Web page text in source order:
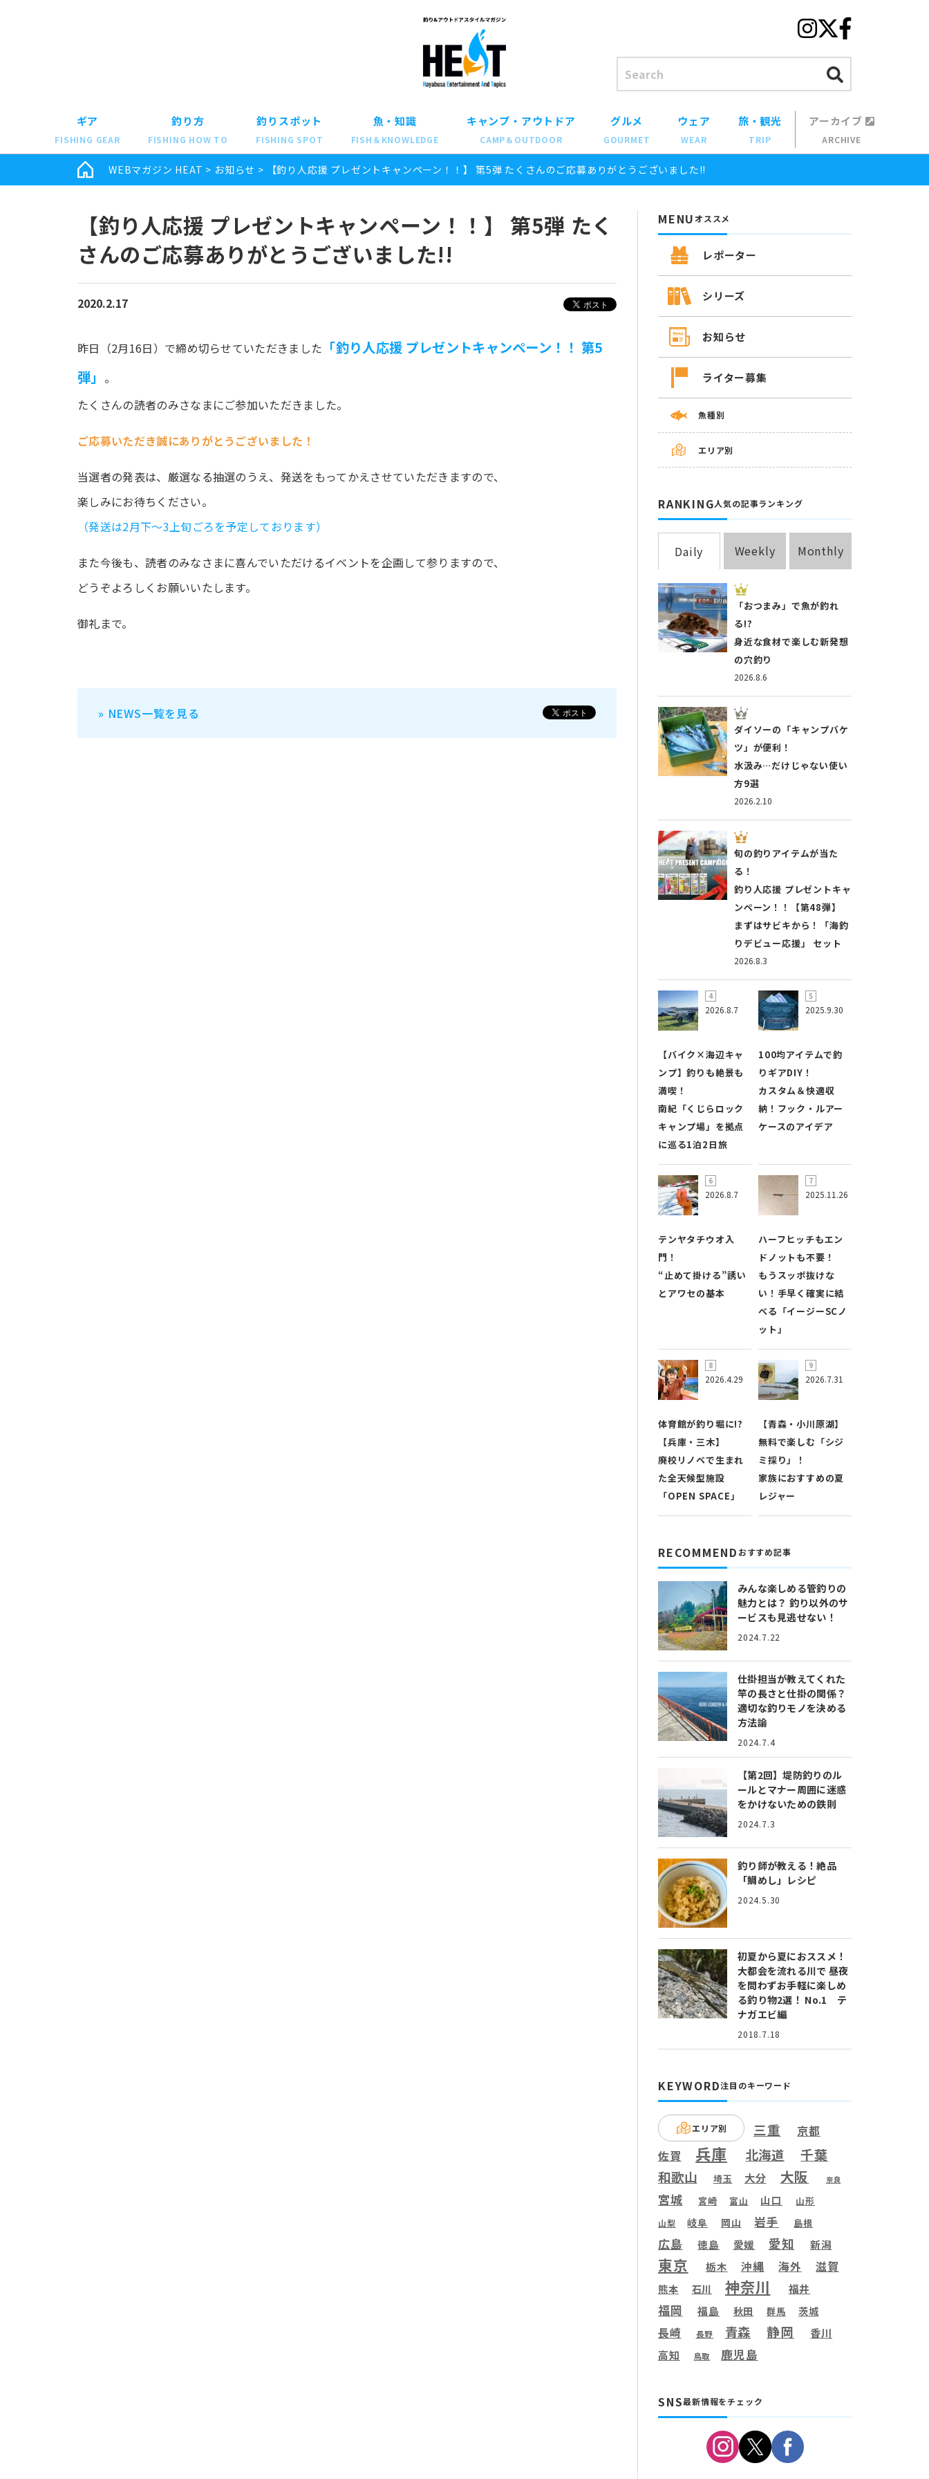
ギア
FISHING GEAR
釣り方
FISHING HOW TO
釣りスポット
FISHING SPOT
魚・知識
FISH＆KNOWLEDGE
キャンプ・アウトドア
CAMP＆OUTDOOR
グルメ
GOURMET
ウェア
WEAR
旅・観光
TRIP
アーカイブ
ARCHIVE
WEBマガジン HEAT > お知らせ > 【釣り人応援 プレゼントキャンペーン！！】 第5弾 たくさんのご応募ありがとうございました!!
【釣り人応援 プレゼントキャンペーン！！】 第5弾 たく
さんのご応募ありがとうございました!!
2020.2.17
昨日（2月16日）で締め切らせていただきました 「釣り人応援 プレゼントキャンペーン！！ 第5
弾」 。
たくさんの読者のみさなまにご参加いただきました。
ご応募いただき誠にありがとうございました！
当選者の発表は、厳選なる抽選のうえ、発送をもってかえさせていただきますので、
楽しみにお待ちください。
（発送は2月下～3上旬ごろを予定しております）
また今後も、読者のみなさまに喜んでいただけるイベントを企画して参りますので、
どうぞよろしくお願いいたします。
御礼まで。
» NEWS一覧を見る
MENUオススメ
レポーター
シリーズ
お知らせ
ライター募集
魚種別
エリア別
RANKING人気の記事ランキング
Daily Weekly Monthly
2026.8.6
「おつまみ」で魚が釣れ
る!?
身近な食材で楽しむ新発想
の穴釣り
2026.2.10
ダイソーの「キャンプバケ
ツ」が便利！
水汲み…だけじゃない使い
方9選
2026.8.3
旬の釣りアイテムが当た
る！
釣り人応援 プレゼントキャ
ンペーン！！【第48弾】
まずはサビキから！「海釣
りデビュー応援」 セット
2026.8.7
【バイク×海辺キャ
ンプ】釣りも絶景も
満喫！
南紀「くじらロック
キャンプ場」を拠点
に巡る1泊2日旅
2025.9.30
100均アイテムで釣
りギアDIY！
カスタム＆快適収
納！フック・ルアー
ケースのアイデア
2026.8.7
テンヤタチウオ入
門！
“止めて掛ける”誘い
とアワセの基本
2025.11.26
ハーフヒッチもエン
ドノットも不要！
もうスッポ抜けな
い！手早く確実に結
べる「イージーSCノ
ット」
2026.4.29
体育館が釣り堀に!?
【兵庫・三木】
廃校リノベで生まれ
た全天候型施設
「OPEN SPACE」
2026.7.31
【青森・小川原湖】
無料で楽しむ「シジ
ミ採り」！
家族におすすめの夏
レジャー
RECOMMEND おすすめ記事
みんな楽しめる管釣りの
魅力とは？ 釣り以外のサ
ービスも見逃せない！
2024.7.22
仕掛担当が教えてくれた
竿の長さと仕掛の関係？
適切な釣りモノを決める
方法論
2024.7.4
【第2回】堤防釣りのル
ールとマナー周囲に迷惑
をかけないための鉄則
2024.7.3
釣り師が教える！絶品
「鯛めし」レシピ
2024.5.30
初夏から夏におススメ！
大都会を流れる川で 昼夜
を問わずお手軽に楽しめ
る釣り物2選！ No.1 テ
ナガエビ編
2018.7.18
KEYWORD注目のキーワード
エリア別 三重 京都
佐賀 兵庫 北海道 千葉
和歌山 埼玉 大分 大阪 奈良
宮城 宮崎 富山 山口 山形
山梨 岐阜 岡山 岩手 島根
広島 徳島 愛媛 愛知 新潟
東京 栃木 沖縄 海外 滋賀
熊本 石川 神奈川 福井
福岡 福島 秋田 群馬 茨城
長崎 長野 青森 静岡 香川
高知 鳥取 鹿児島
SNS最新情報をチェック